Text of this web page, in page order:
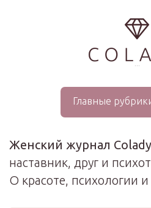
...
Главные
Женский журнал Colady
наставник, друг и
О красоте, психологии